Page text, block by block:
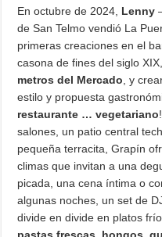
En octubre de 2024, Lenny
de San Telmo vendió La
primeras creaciones en el
casona de fines del siglo
metros del Mercado , y
estilo y propuesta
restaurante … vegetariano
salones, un patio central
pequeña terracita, Grapín
climas que invitan a una
picada, una cena íntima o
algunas noches, un set de
divide en divide en platos
pastas frescas, hongos,